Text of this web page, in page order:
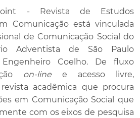
- Revista de Estudos
Comunicação está vinculada
de Comunicação Social do
Adventista de São Paulo
Engenheiro Coelho. De fluxo
on-line e acesso livre,
acadêmica que procura
em Comunicação Social que
com os eixos de pesquisa